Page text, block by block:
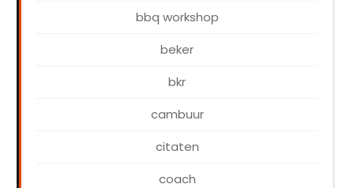
bbq workshop
beker
bkr
cambuur
citaten
coach